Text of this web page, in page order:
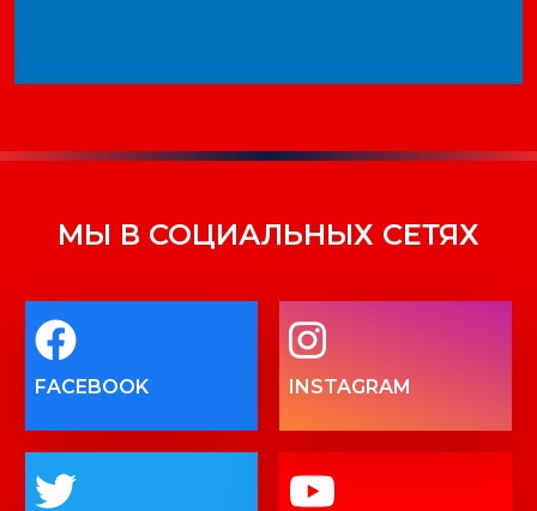
МЫ В СОЦИАЛЬНЫХ СЕТЯХ
FACEBOOK INSTAGRAM